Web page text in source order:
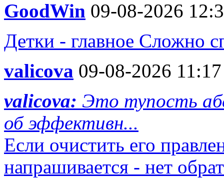
GoodWin 09-08-2026
Детки - главное Сложно
valicova 09-08-2026 11:17
valicova: Это тупость
об эффективн...
Если очистить его
напрашивается - нет